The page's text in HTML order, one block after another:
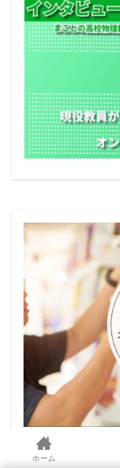
ホーム